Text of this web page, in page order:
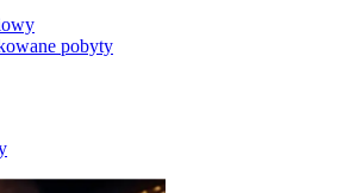
pobyty